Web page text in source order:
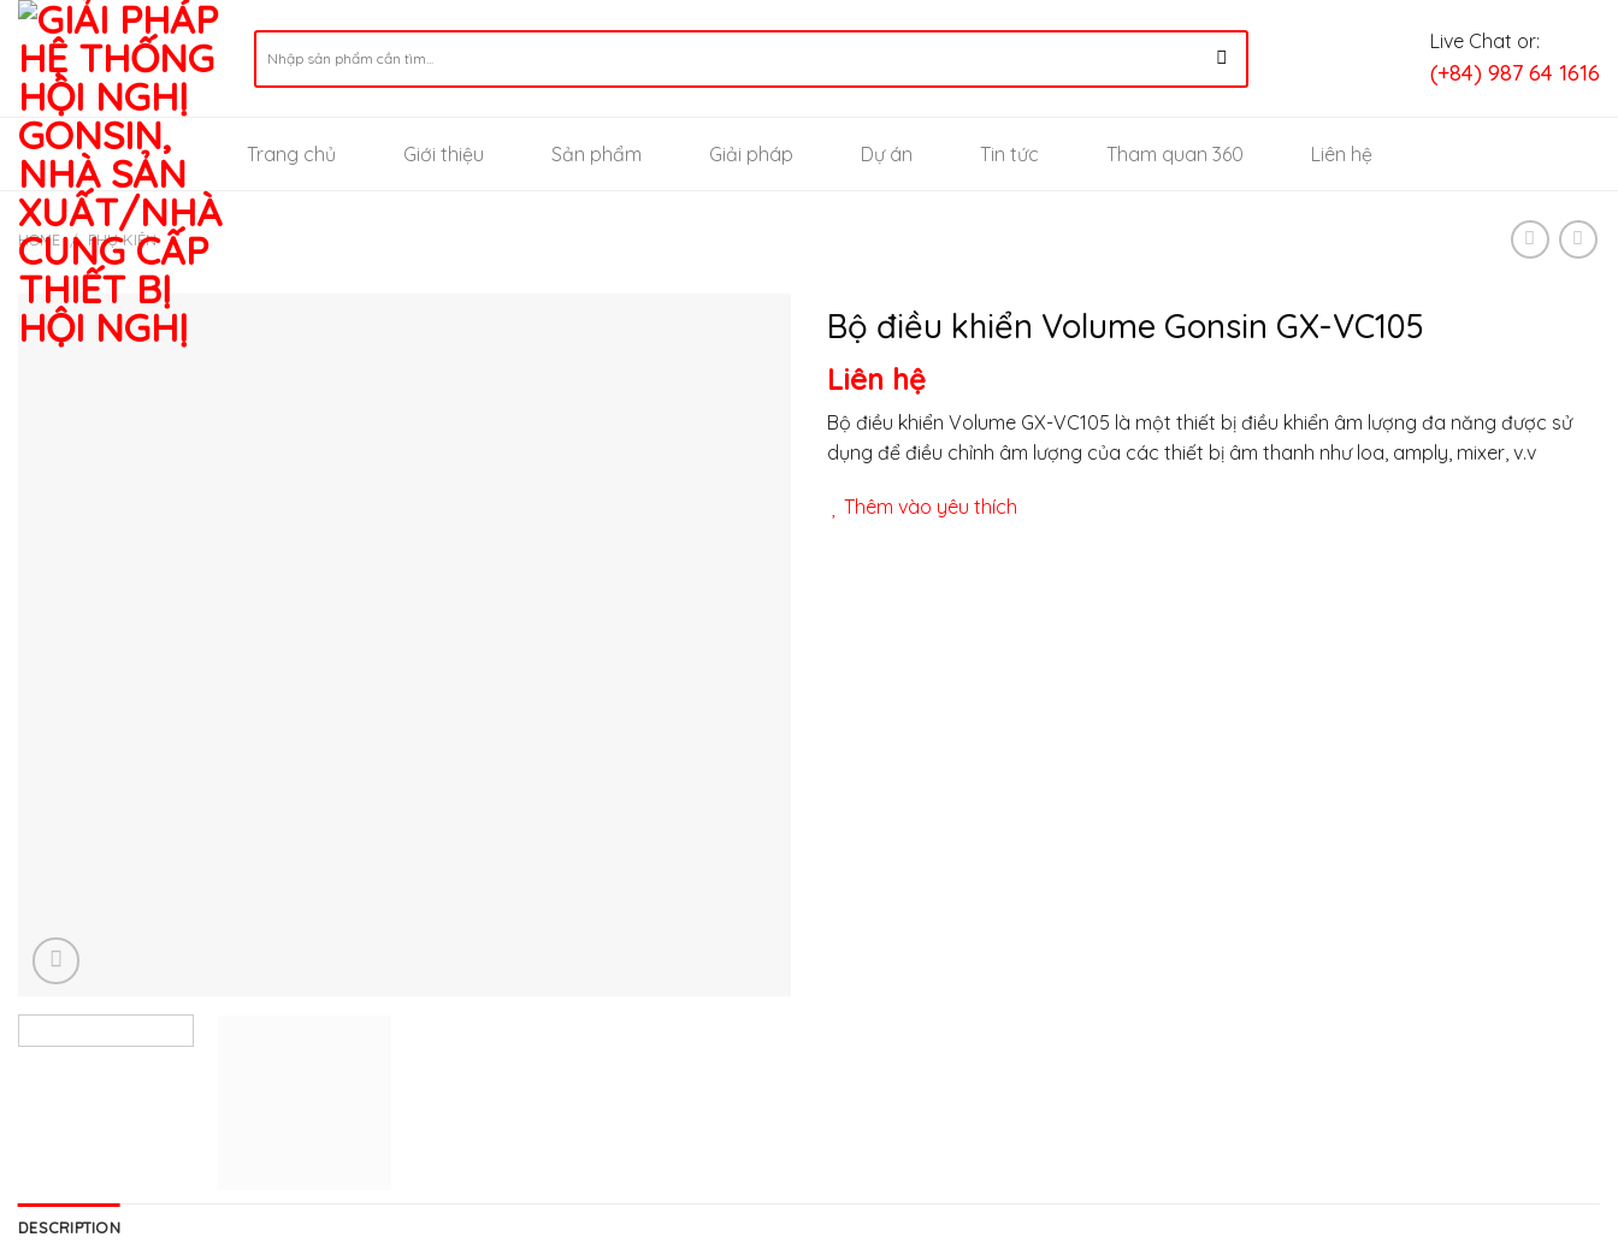
Skip
content
for:
Live Chat or:
(+84) 987 64 1616
Trang chủ Giới thiệu Sản phẩm Giải pháp Dự án Tin tức Tham quan 360 Liên hệ
HOME / PHỤ KIỆN
Bộ điều khiển Volume Gonsin GX-VC105
Liên hệ
Bộ điều khiển Volume GX-VC105 là một thiết bị điều khiển âm lượng đa năng được sử
dụng để điều chỉnh âm lượng của các thiết bị âm thanh như loa, amply, mixer, v.v
Thêm vào yêu thích
DESCRIPTION